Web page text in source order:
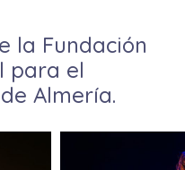
la Fundación
para el
Almería.